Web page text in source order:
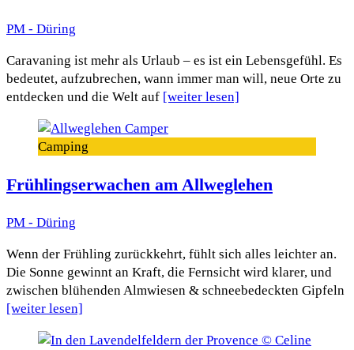
PM - Düring
Caravaning ist mehr als Urlaub – es ist ein Lebensgefühl. Es
bedeutet, aufzubrechen, wann immer man will, neue Orte zu
entdecken und die Welt auf [weiter lesen]
Camping
Frühlingserwachen am Allweglehen
PM - Düring
Wenn der Frühling zurückkehrt, fühlt sich alles leichter an.
Die Sonne gewinnt an Kraft, die Fernsicht wird klarer, und
zwischen blühenden Almwiesen & schneebedeckten Gipfeln
[weiter lesen]